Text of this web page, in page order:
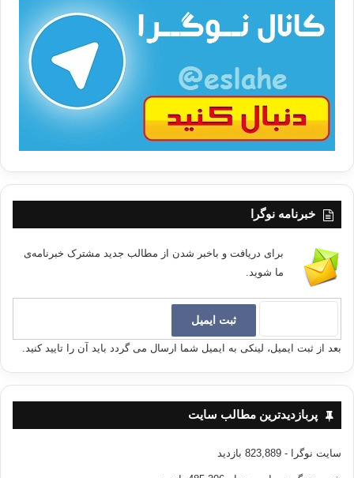
خبرنامه نوگرا
برای دریافت و باخبر شدن از مطالب جدید مشترک خبرنامه‌ی
ما شوید.
بعد از ثبت ایمیل، لینکی به ایمیل شما ارسال می گردد باید آن را تایید کنید.
پربازدیدترین مطالب سایت
سایت نوگرا - 823,889 بازدید